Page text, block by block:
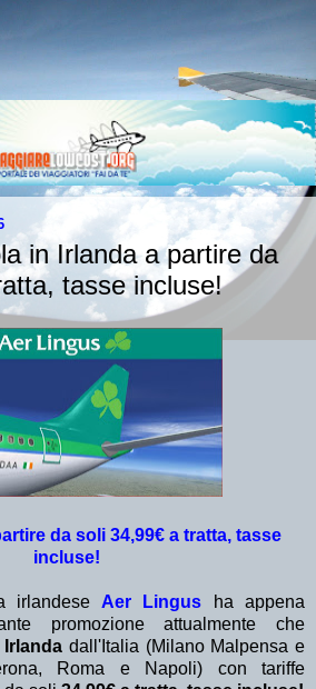
in Irlanda a partire da
tasse incluse!
da soli 34,99€ a tratta, tasse
incluse!
irlandese Aer Lingus ha appena
promozione attualmente che
Irlanda dall'Italia (Milano Malpensa e
Roma e Napoli) con tariffe